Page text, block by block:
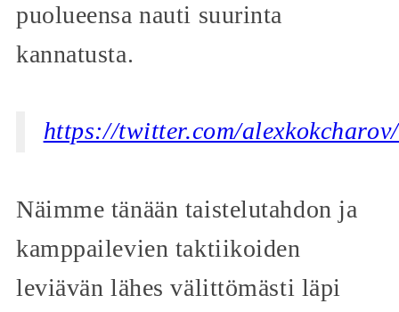
puolueensa nauti suurinta
kannatusta.
https://twitter.com/
Näimme tänään taistelutahdon ja
kamppailevien taktiikoiden
leviävän lähes välittömästi läpi